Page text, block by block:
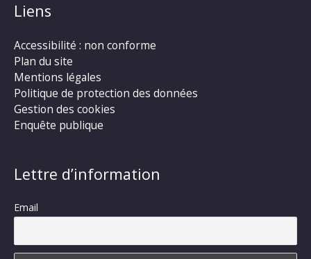
Liens
Accessibilité : non conforme
Plan du site
Mentions légales
Politique de protection des données
Gestion des cookies
Enquête publique
Lettre d’information
Email